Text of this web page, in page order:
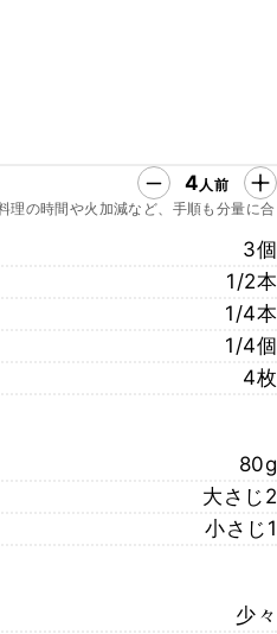
4人前
理の時間や火加減など、手順も分量に合
3個
1/2本
1/4本
1/4個
4枚
80g
大さじ2
小さじ1
少々